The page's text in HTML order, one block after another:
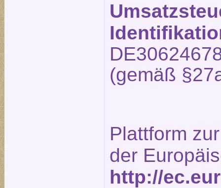
(gemäß
Plattform
der
http://